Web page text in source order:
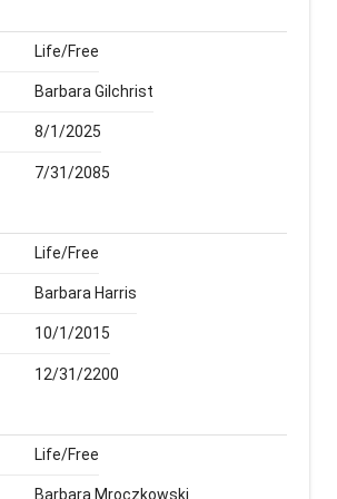
Life/Free
Barbara Gilchrist
8/1/2025
7/31/2085
Life/Free
Barbara Harris
10/1/2015
12/31/2200
Life/Free
Barbara Mroczkowski